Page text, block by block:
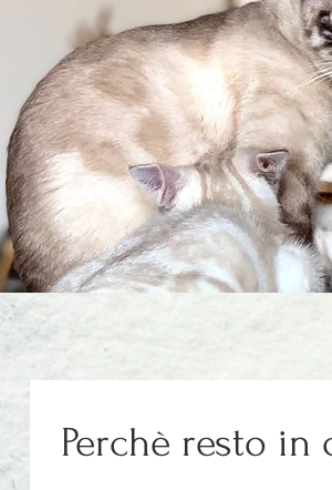
Perchè resto